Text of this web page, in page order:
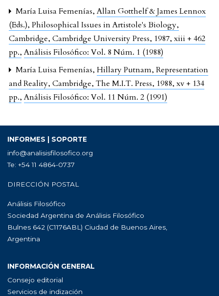
María Luisa Femenías,Allan Gotthelf & James Lennox
(Eds.), Philosophical Issues in Artistole's Biology,
Cambridge, Cambridge University Press, 1987, xiii + 462
pp.,Análisis Filosófico: Vol. 8 Núm. 1 (1988)
María Luisa Femenías, Hillary Putnam, Representation
and Reality, Cambridge, The M.I.T. Press, 1988, xv + 134
pp.,Análisis Filosófico: Vol. 11 Núm. 2 (1991)
INFORMES | SOPORTE
info@analisisfilosofico.org
Te: +54 11 4864-0737
DIRECCIÓN POSTAL
Análisis Filosófico
Sociedad Argentina de Análisis Filosófico
Bulnes 642 (C1176ABL) Ciudad de Buenos Aires,
Argentina
INFORMACIÓN GENERAL
Consejo editorial
Servicios de indización